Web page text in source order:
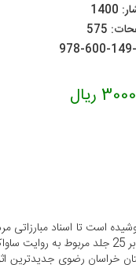
575
978-600-
ریال
است تا اسناد
با عنوان: «انقلاب اسلامی به روایت اسناد ساواک» تقدیم